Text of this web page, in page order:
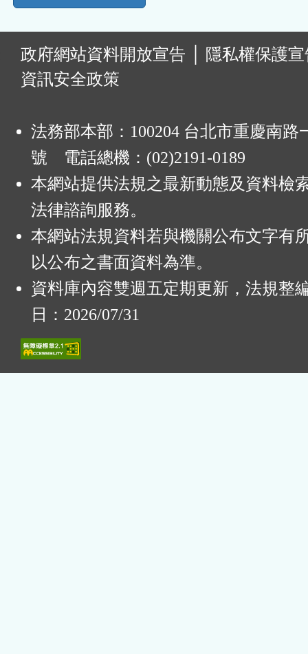
政府網站資料開放宣告
隱私權保護
資訊安全政策
法務部本部：100204 台北市重慶南路
號 電話總機：(02)2191-0189
本網站提供法規之最新動態及資料檢
法律諮詢服務。
本網站法規資料若與機關公布文字有
以公布之書面資料為準。
資料庫內容雙週五定期更新，法規整
日：2026/07/31